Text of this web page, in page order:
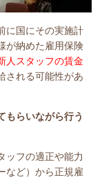
に国にその実施計
が納めた雇用保険
人スタッフの賃金
される可能性があ
もらいながら行う
ッフの適正や能力
など）から正規雇